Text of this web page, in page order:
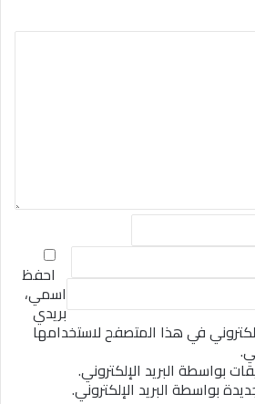
احفظ
اسمي،
بريدي
في هذا المتصفح لاستخدامها
بواسطة البريد الإلكتروني.
بواسطة البريد الإلكتروني.